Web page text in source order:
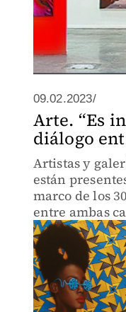
09.02.2023/
Arte. “Es
diálogo
Artistas y
están
marco de los
entre ambas